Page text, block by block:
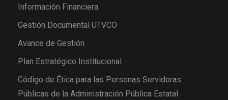
Información Financiera
Gestión Documental UTVCO
Avance de Gestión
Plan Estratégico Institucional
Código de Ética para las Personas Servidoras
Públicas de la Administración Pública Estatal